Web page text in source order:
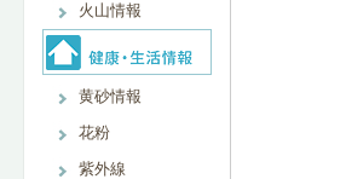
火山情報
黄砂情報
花粉
紫外線